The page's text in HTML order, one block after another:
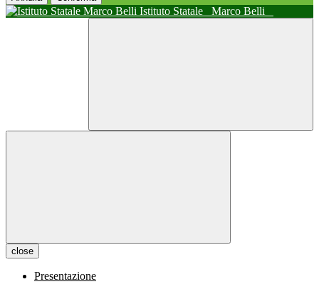
Istituto Statale Marco Belli
close
Presentazione